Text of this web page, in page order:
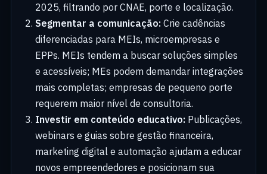
2025, filtrando por CNAE, porte e localização.
Segmentar a comunicação: Crie cadências
diferenciadas para MEIs, microempresas e
EPPs. MEIs tendem a buscar soluções simples
e acessíveis; MEs podem demandar integrações
mais completas; empresas de pequeno porte
requerem maior nível de consultoria.
Investir em conteúdo educativo: Publicações,
webinars e guias sobre gestão financeira,
marketing digital e automação ajudam a educar
novos empreendedores e posicionam sua